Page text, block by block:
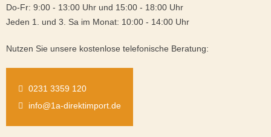
Do-Fr: 9:00 - 13:00 Uhr und 15:00 - 18:00 Uhr
Jeden 1. und 3. Sa im Monat: 10:00 - 14:00 Uhr
Nutzen Sie unsere kostenlose telefonische Beratung:
0231 3359 120
info@1a-direktimport.de